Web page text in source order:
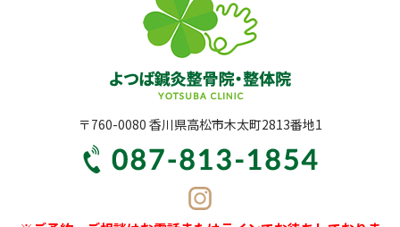
〒760-0080 香川県高松市木太町2813番地1